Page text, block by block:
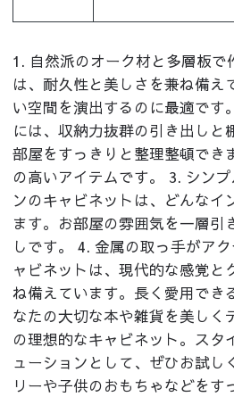
1. 自然派のオーク材と多層板で
は、耐久性と美しさを兼ね備え
い空間を演出するのに最適です
には、収納力抜群の引き出しと
部屋をすっきりと整理整頓でき
の高いアイテムです。 3. シン
ンのキャビネットは、どんなイ
ます。お部屋の雰囲気を一層引
しです。 4. 金属の取っ手がア
ャビネットは、現代的な感覚と
ね備えています。長く愛用でき
なたの大切な本や雑貨を美しく
の理想的なキャビネット。スタ
ューションとして、ぜひお試し
リーや子供のおもちゃなどをす